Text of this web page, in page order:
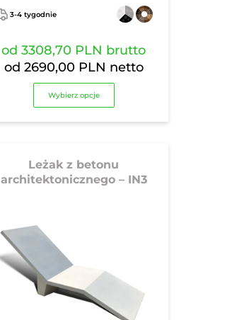
3-4 tygodnie
od3308,70 PLN brutto
od 2690,00 PLN netto
Wybierz opcje
Leżak z betonu
architektonicznego – IN3